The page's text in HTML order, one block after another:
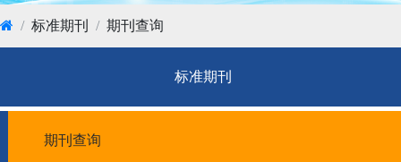
标准期刊 期刊查询
标准期刊
期刊查询